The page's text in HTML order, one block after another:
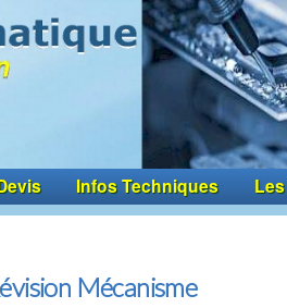
Infos Techniques
Mécanisme